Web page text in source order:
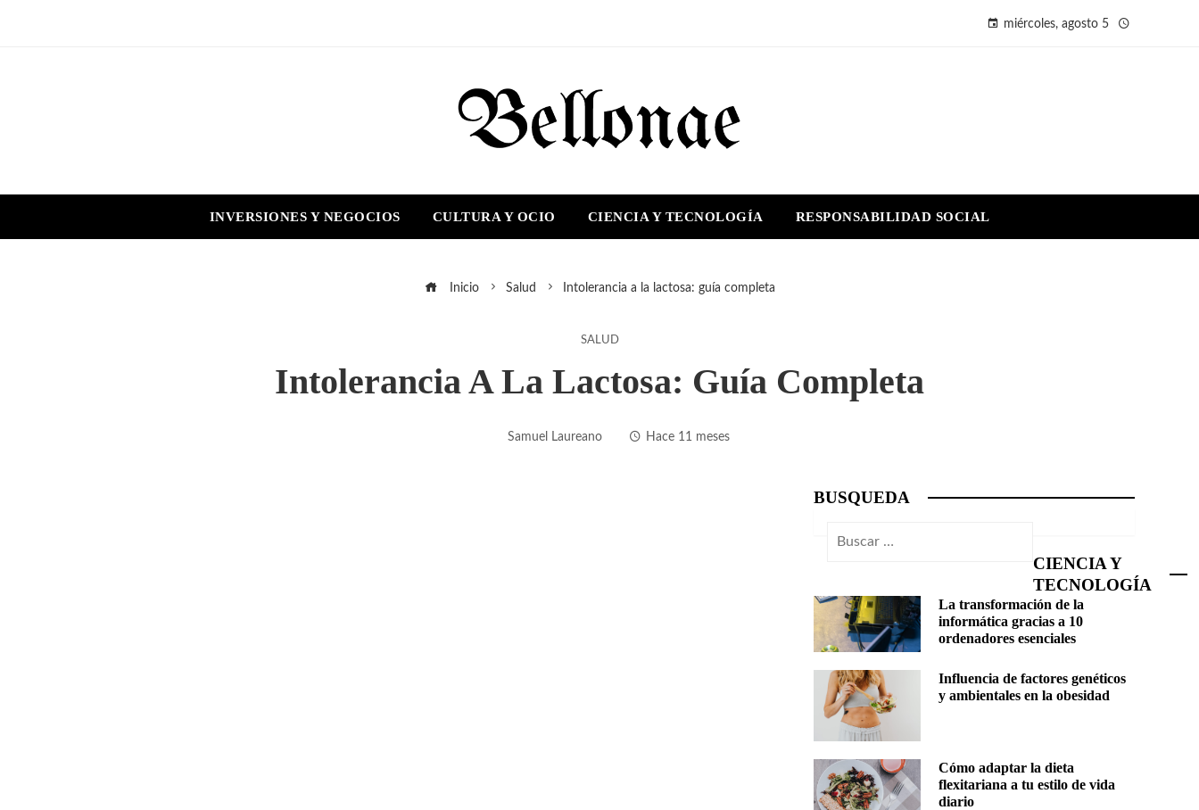
miércoles, agosto 5
INVERSIONES Y NEGOCIOS CULTURA Y OCIO CIENCIA Y TECNOLOGÍA RESPONSABILIDAD SOCIAL
Inicio Salud Intolerancia a la lactosa: guía completa
SALUD
Intolerancia A La Lactosa: Guía Completa
Samuel Laureano Hace 11 meses
BUSQUEDA
Buscar:
CIENCIA Y
TECNOLOGÍA
La transformación de la
informática gracias a 10
ordenadores esenciales
Influencia de factores genéticos
y ambientales en la obesidad
Cómo adaptar la dieta
flexitariana a tu estilo de vida
diario